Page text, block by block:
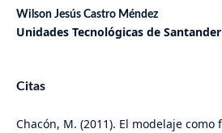
Wilson Jesús Castro Méndez
Unidades Tecnológicas de Santander
Citas
Chacón, M. (2011). El modelaje